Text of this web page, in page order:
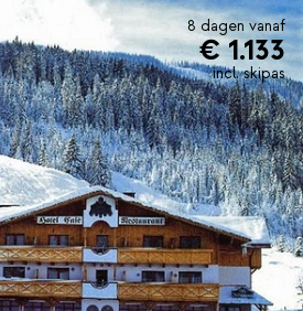
8 dagen vanaf
€ 1.133
incl. skipas